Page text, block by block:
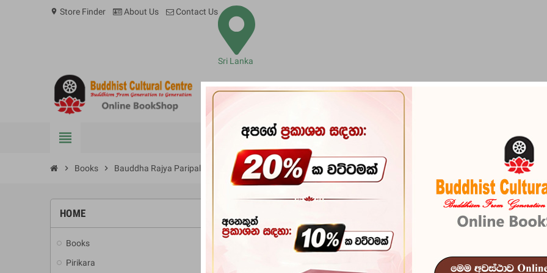
location_on Store Finder About Us Contact Us
Sri Lanka
view_headline BOOKS PIRIKARA BUDDHA STATUES RITUAL ITEMS &
chevron_right Books chevron_right Bauddha Rajya Paripalana Muladharma Saha Bhawithaya
HOME
Books
Pirikara
-10%
Bauddha
Reference